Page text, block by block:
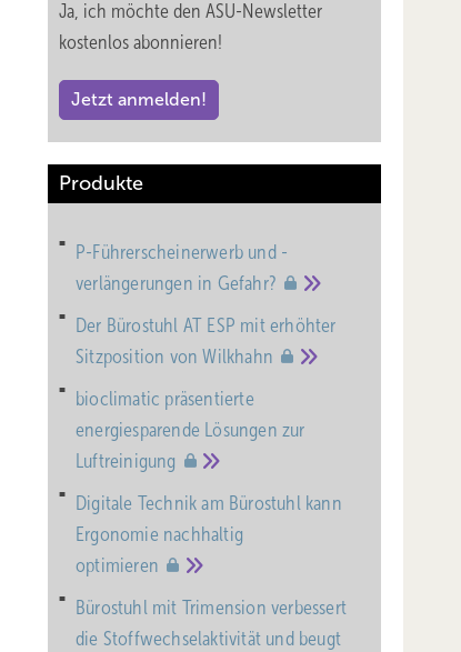
Ja, ich möchte den ASU-Newsletter
kostenlos abonnieren!
Jetzt anmelden!
Produkte
P-Führerscheinerwerb und -
verlängerungen in Gefahr?
Der Bürostuhl AT ESP mit erhöhter
Sitzposition vonWilkhahn
bioclimatic präsentierte
energiesparende Lösungen zur
Luftreinigung
Digitale Technik am Bürostuhl kann
Ergonomie nachhaltig
optimieren
Bürostuhl mit Trimension verbessert
die Stoffwechselaktivität und beugt